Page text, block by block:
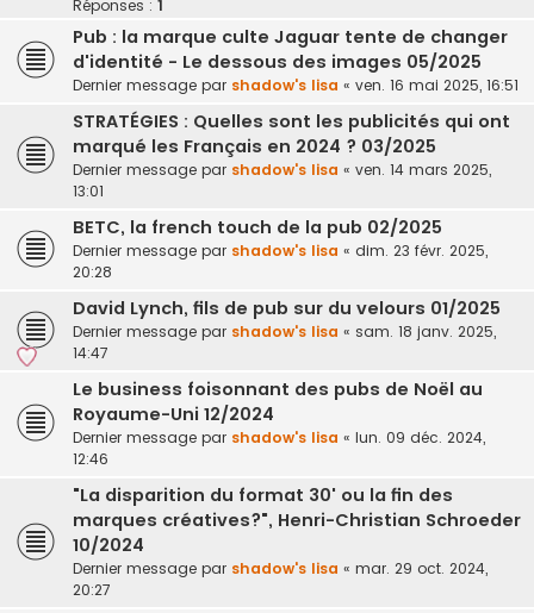
Réponses : 1
Pub : la marque culte Jaguar tente de changer
d'identité - Le dessous des images 05/2025
Dernier message par shadow's lisa « ven. 16 mai 2025, 16:51
STRATÉGIES : Quelles sont les publicités qui ont
marqué les Français en 2024 ? 03/2025
Dernier message par shadow's lisa « ven. 14 mars 2025,
13:01
BETC, la french touch de la pub 02/2025
Dernier message par shadow's lisa « dim. 23 févr. 2025,
20:28
David Lynch, fils de pub sur du velours 01/2025
Dernier message par shadow's lisa « sam. 18 janv. 2025,
14:47
Le business foisonnant des pubs de Noël au
Royaume-Uni 12/2024
Dernier message par shadow's lisa « lun. 09 déc. 2024,
12:46
"La disparition du format 30' ou la fin des
marques créatives?", Henri-Christian Schroeder
10/2024
Dernier message par shadow's lisa « mar. 29 oct. 2024,
20:27